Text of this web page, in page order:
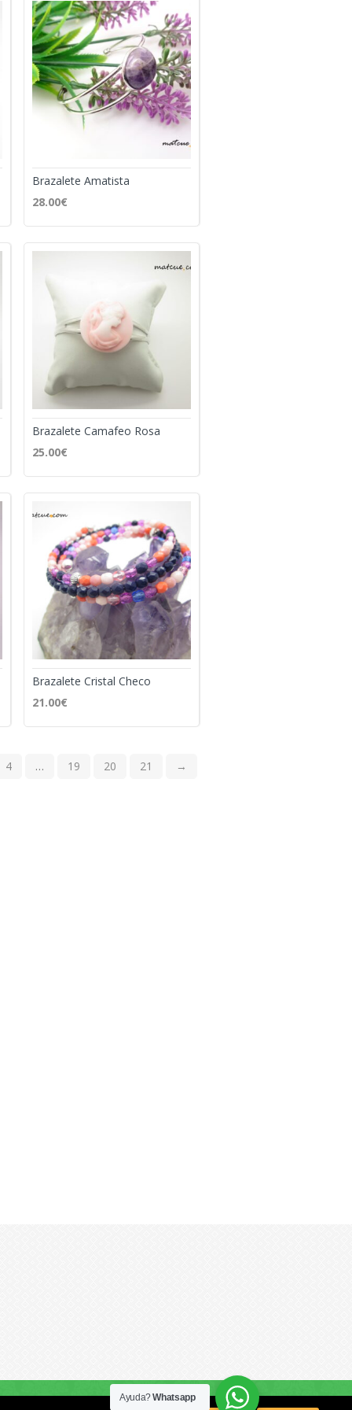
Brazalete Amatista
28.00€
Brazalete Camafeo Rosa
25.00€
Brazalete Cristal Checo
21.00€
4 … 19 20 21 →
Ayuda?Whatsapp